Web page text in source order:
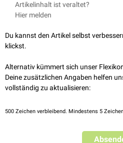
Artikelinhalt ist veraltet?
Hier melden
Du kannst den Artikel selbst
klickst.
Alternativ kümmert sich unser
Deine zusätzlichen Angaben helfen
vollständig zu aktualisieren:
500 Zeichen verbleibend. Mindestens 5